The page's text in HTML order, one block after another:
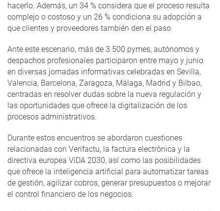
hacerlo. Además, un 34 % considera que el proceso resulta
complejo o costoso y un 26 % condiciona su adopción a
que clientes y proveedores también den el paso.
Ante este escenario, más de 3.500 pymes, autónomos y
despachos profesionales participaron entre mayo y junio
en diversas jornadas informativas celebradas en Sevilla,
Valencia, Barcelona, Zaragoza, Málaga, Madrid y Bilbao,
centradas en resolver dudas sobre la nueva regulación y
las oportunidades que ofrece la digitalización de los
procesos administrativos.
Durante estos encuentros se abordaron cuestiones
relacionadas con Verifactu, la factura electrónica y la
directiva europea ViDA 2030, así como las posibilidades
que ofrece la inteligencia artificial para automatizar tareas
de gestión, agilizar cobros, generar presupuestos o mejorar
el control financiero de los negocios.